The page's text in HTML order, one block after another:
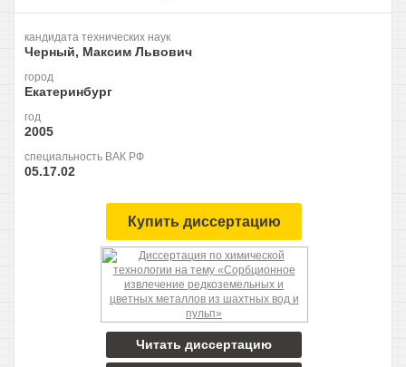
кандидата технических наук
Черный, Максим Львович
город
Екатеринбург
год
2005
специальность ВАК РФ
05.17.02
Купить диссертацию
Читать диссертацию